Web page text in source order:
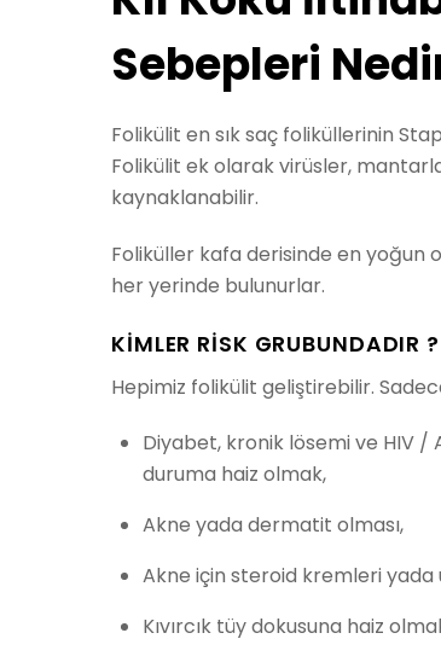
Sebepleri
Folikülit en sık saç foliküllerinin
Folikülit ek olarak virüsler,
kaynaklanabilir.
Foliküller kafa derisinde en yoğun
her yerinde bulunurlar.
KIMLER RISK GRUBUNDADIR ?
Hepimiz folikülit geliştirebilir.
Diyabet, kronik lösemi ve HIV /
duruma haiz olmak,
Akne yada dermatit olması,
Akne için steroid kremleri yada
Kıvırcık tüy dokusuna haiz